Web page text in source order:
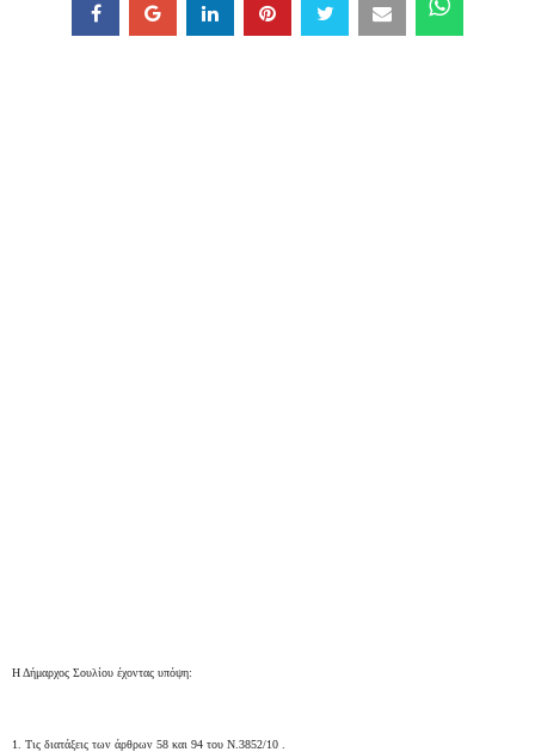
Η Δήμαρχος Σουλίου έχοντας υπόψη:
1. Τις διατάξεις των άρθρων 58 και 94 του Ν.3852/10 .